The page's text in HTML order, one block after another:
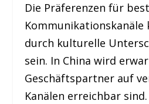
Die Präferenzen für
Kommunikationskanäle
durch kulturelle
sein. In China wird
Geschäftspartner auf
Kanälen erreichbar